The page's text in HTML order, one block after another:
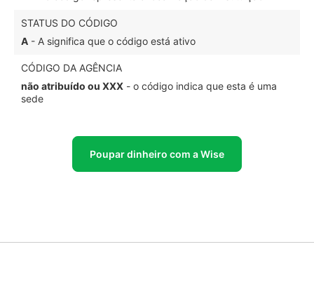
STATUS DO CÓDIGO
A - A significa que o código está ativo
CÓDIGO DA AGÊNCIA
não atribuído ou XXX - o código indica que esta é uma
sede
Poupar dinheiro com a Wise